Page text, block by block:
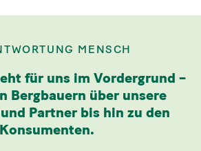
MENSCH
für uns im Vordergrund –
Bergbauern über unsere
Partner bis hin zu den
Konsumenten.